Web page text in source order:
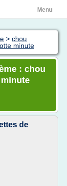
Menu
> chou
minute
: chou
de